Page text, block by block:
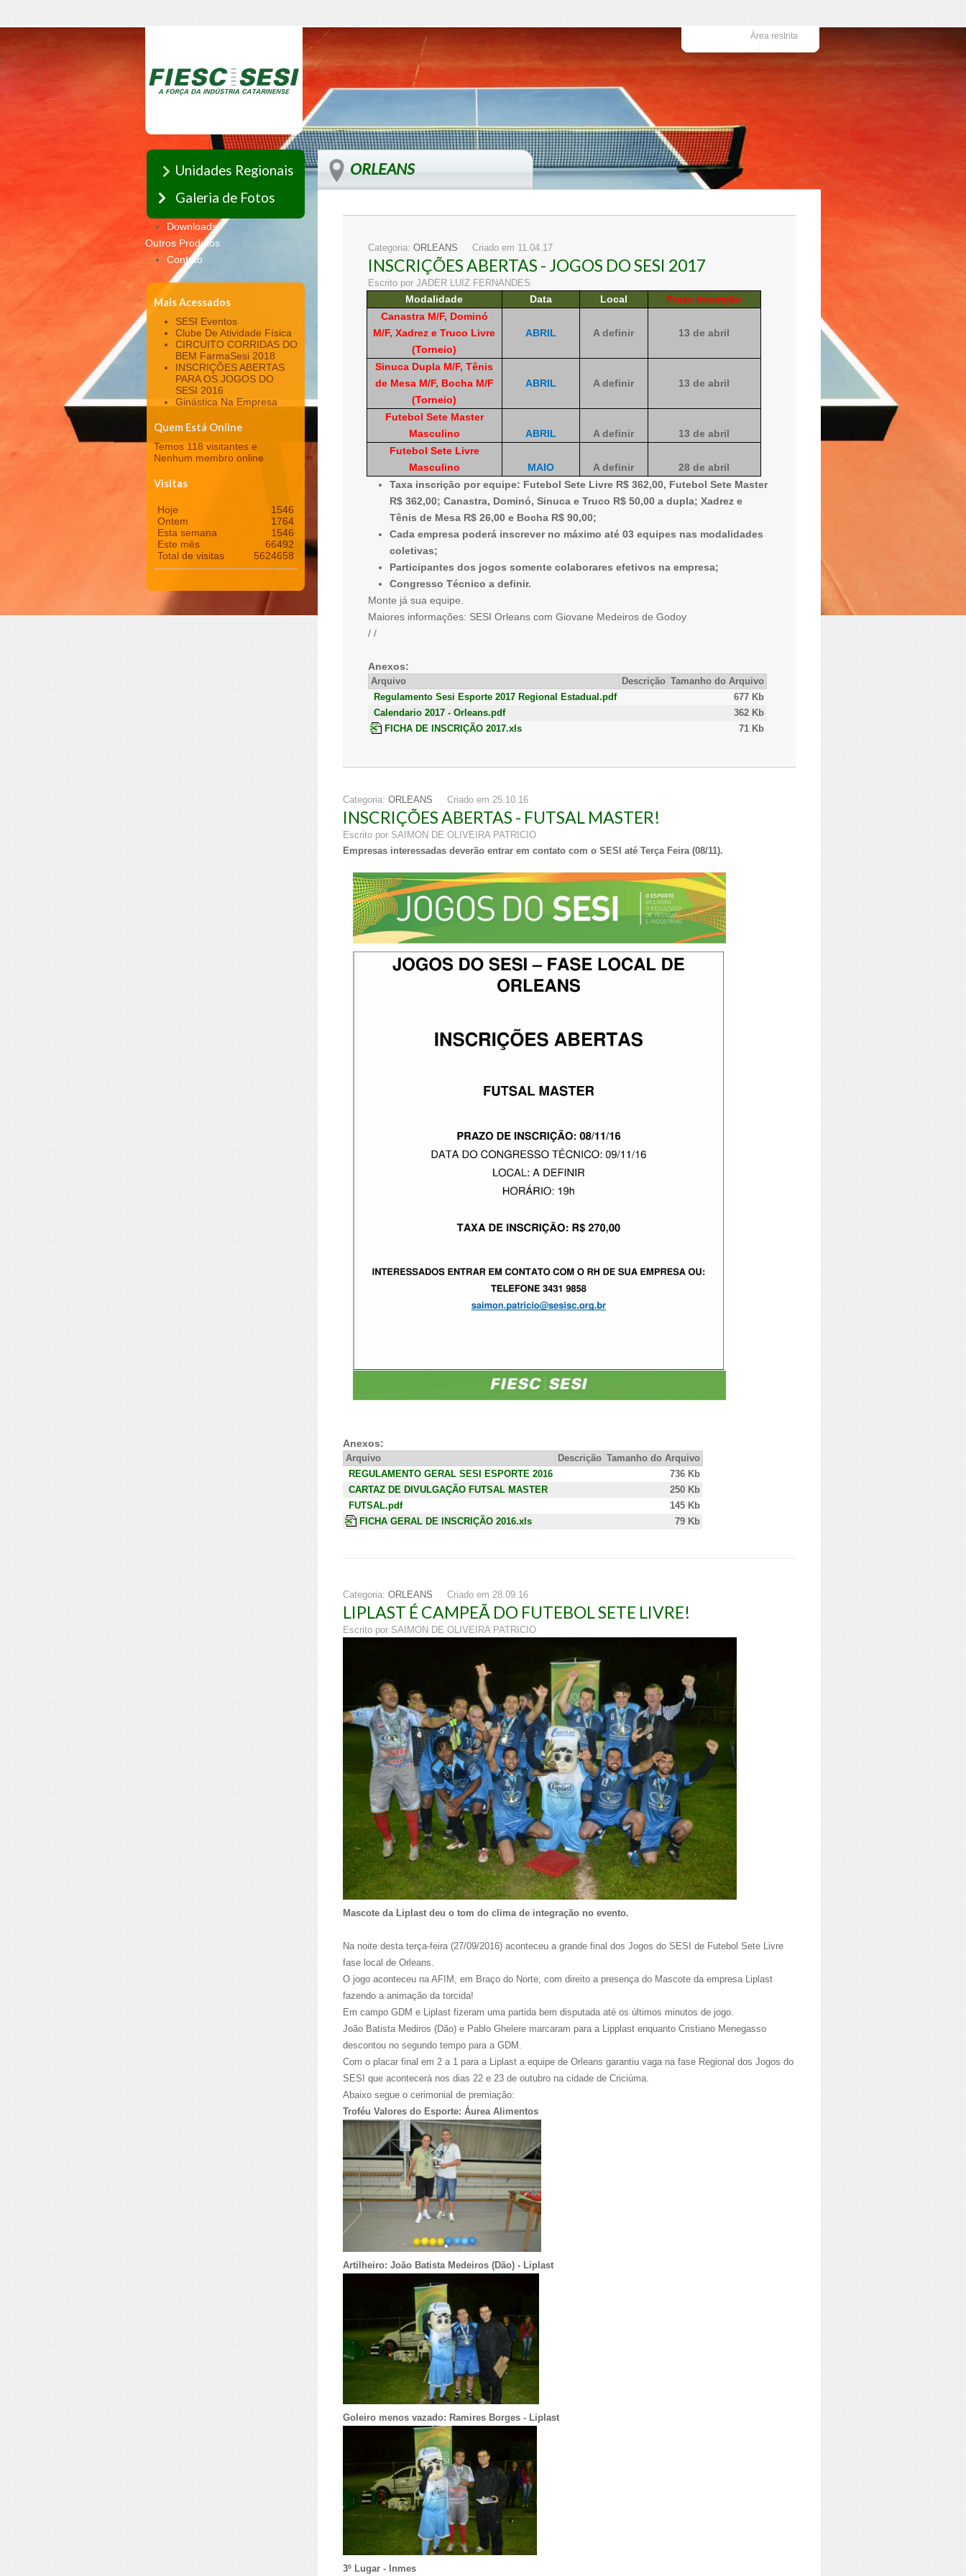
Área restrita
Unidades Regionais
Galeria de Fotos
Downloads
Outros Produtos
Contato
Mais Acessados
SESI Eventos
Clube De Atividade Física
CIRCUITO CORRIDAS DO
BEM FarmaSesi 2018
INSCRIÇÕES ABERTAS
PARA OS JOGOS DO
SESI 2016
Ginástica Na Empresa
Quem Está Online
Temos 118 visitantes e
Nenhum membro online
Visitas
Hoje
1546
Ontem
1764
Esta semana
1546
Este mês
66492
Total de visitas
5624658
ORLEANS
Categoria: ORLEANS Criado em 11.04.17
INSCRIÇÕES ABERTAS - JOGOS DO SESI 2017
Escrito por JADER LUIZ FERNANDES
Modalidade Data Local
Prazo Inscrição
Canastra M/F, Dominó
M/F, Xadrez e Truco Livre
(Torneio)
ABRIL A definir 13 de abril
Sinuca Dupla M/F, Tênis
de Mesa M/F, Bocha M/F
(Torneio)
ABRIL A definir 13 de abril
Futebol Sete Master
Masculino
ABRIL A definir
13 de abril
Futebol Sete Livre
Masculino
MAIO A definir
28 de abril
Taxa inscrição por equipe: Futebol Sete Livre R$ 362,00, Futebol Sete Master
R$ 362,00; Canastra, Dominó, Sinuca e Truco R$ 50,00 a dupla; Xadrez e
Tênis de Mesa R$ 26,00 e Bocha R$ 90,00;
Cada empresa poderá inscrever no máximo até 03 equipes nas modalidades
coletivas;
Participantes dos jogos somente colaborares efetivos na empresa;
Congresso Técnico a definir.
Monte já sua equipe.
Maiores informações: SESI Orleans com Giovane Medeiros de Godoy
/ /
Anexos:
Arquivo Descrição Tamanho do Arquivo
Regulamento Sesi Esporte 2017 Regional Estadual.pdf
677 Kb
Calendario 2017 - Orleans.pdf
362 Kb
FICHA DE INSCRIÇÃO 2017.xls
71 Kb
Categoria: ORLEANS Criado em 25.10.16
INSCRIÇÕES ABERTAS - FUTSAL MASTER!
Escrito por SAIMON DE OLIVEIRA PATRICIO
Empresas interessadas deverão entrar em contato com o SESI até Terça Feira (08/11).
Anexos:
Arquivo Descrição Tamanho do Arquivo
REGULAMENTO GERAL SESI ESPORTE 2016
736 Kb
CARTAZ DE DIVULGAÇÃO FUTSAL MASTER
250 Kb
FUTSAL.pdf
145 Kb
FICHA GERAL DE INSCRIÇÃO 2016.xls
79 Kb
Categoria: ORLEANS Criado em 28.09.16
LIPLAST É CAMPEÃ DO FUTEBOL SETE LIVRE!
Escrito por SAIMON DE OLIVEIRA PATRICIO
Mascote da Liplast deu o tom do clima de integração no evento.
Na noite desta terça-feira (27/09/2016) aconteceu a grande final dos Jogos do SESI de Futebol Sete Livre
fase local de Orleans.
O jogo aconteceu na AFIM, em Braço do Norte, com direito a presença do Mascote da empresa Liplast
fazendo a animação da torcida!
Em campo GDM e Liplast fizeram uma partida bem disputada até os últimos minutos de jogo.
João Batista Mediros (Dão) e Pablo Ghelere marcaram para a Lipplast enquanto Cristiano Menegasso
descontou no segundo tempo para a GDM.
Com o placar final em 2 a 1 para a Liplast a equipe de Orleans garantiu vaga na fase Regional dos Jogos do
SESI que acontecerá nos dias 22 e 23 de outubro na cidade de Criciúma.
Abaixo segue o cerimonial de premiação:
Troféu Valores do Esporte: Áurea Alimentos
Artilheiro: João Batista Medeiros (Dão) - Liplast
Goleiro menos vazado: Ramires Borges - Liplast
3º Lugar - Inmes